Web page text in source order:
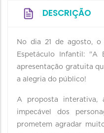
DESCRIÇÃO
No dia 21 de agosto,
Espetáculo Infantil: "A
apresentação gratuita
a alegria do público!
A proposta interativa,
impecável dos
prometem agradar